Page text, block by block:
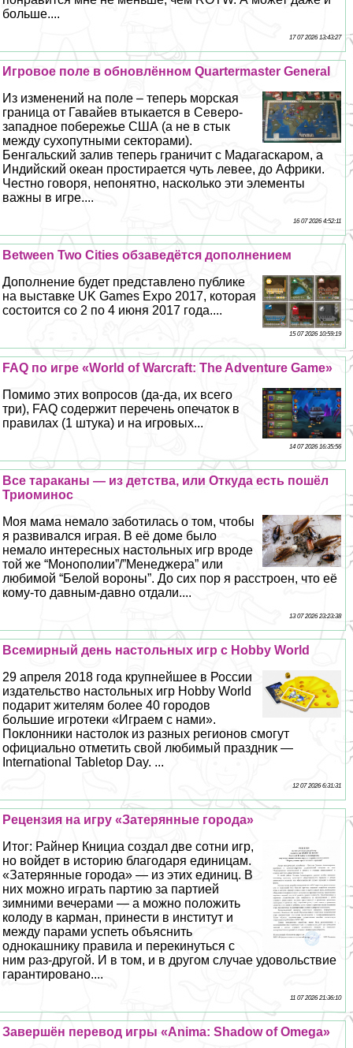
больше....
17 07 2026 13:43:27
Игровое поле в обновлённом Quartermaster General
Из изменений на поле – теперь морская
граница от Гавайев втыкается в Северо-
западное побережье США (а не в стык
между сухопутными секторами).
Бенгальский залив теперь граничит с Мадагаскаром, а
Индийский океан простирается чуть левее, до Африки.
Честно говоря, непонятно, насколько эти элементы
важны в игре....
16 07 2026 4:52:11
Between Two Cities обзаведётся дополнением
Дополнение будет представлено публике
на выставке UK Games Expo 2017, которая
состоится со 2 по 4 июня 2017 года....
15 07 2026 10:59:19
FAQ по игре «World of Warcraft: The Adventure Game»
Помимо этих вопросов (да-да, их всего
три), FAQ содержит перечень опечаток в
правилах (1 штука) и на игровых...
14 07 2026 16:35:56
Все таpaканы — из детства, или Откуда есть пошёл
Триоминос
Моя мама немало заботилась о том, чтобы
я развивался играя. В её доме было
немало интересных настольных игр вроде
той же “Монополии”/”Менеджера” или
любимой “Белой вороны”. До сих пор я расстроен, что её
кому-то давным-давно отдали....
13 07 2026 23:23:38
Всемирный день настольных игр с Hobby World
29 апреля 2018 года крупнейшее в России
издательство настольных игр Hobby World
подарит жителям более 40 городов
большие игротеки «Играем с нами».
Поклонники настолок из разных регионов смогут
официально отметить свой любимый праздник —
International Tabletop Day. ...
12 07 2026 6:31:31
Рецензия на игру «Затерянные города»
Итог: Райнер Книциа создал две сотни игр,
но войдет в историю благодаря единицам.
«Затерянные города» — из этих единиц. В
них можно играть партию за партией
зимними вечерами — а можно положить
колоду в карман, принести в институт и
между парами успеть объяснить
однокашнику правила и перекинуться с
ним раз-другой. И в том, и в другом случае удовольствие
гарантировано....
11 07 2026 21:36:10
Завершён перевод игры «Anima: Shadow of Omega»